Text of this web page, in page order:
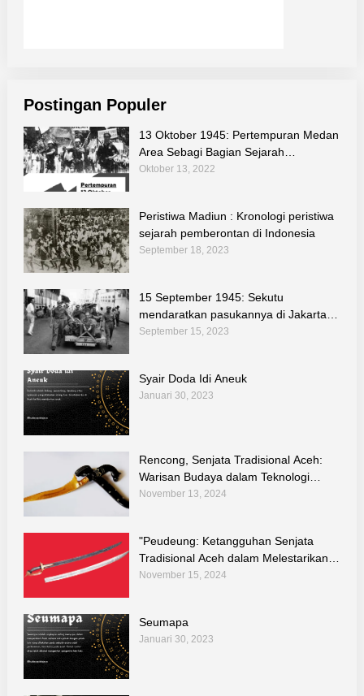
Postingan Populer
13 Oktober 1945: Pertempuran Medan
Area Sebagi Bagian Sejarah
Perjuangan Bangsa
Oktober 13, 2022
Peristiwa Madiun : Kronologi peristiwa
sejarah pemberontan di Indonesia
September 18, 2023
15 September 1945: Sekutu
mendaratkan pasukannya di Jakarta
untuk melucuti tentara Jepang
September 15, 2023
Syair Doda Idi Aneuk
Januari 30, 2023
Rencong, Senjata Tradisional Aceh:
Warisan Budaya dalam Teknologi
Tradisional Indonesia
November 13, 2024
"Peudeung: Ketangguhan Senjata
Tradisional Aceh dalam Melestarikan
Kebudayaan dan Teknologi Warisan
November 15, 2024
Seumapa
Januari 30, 2023